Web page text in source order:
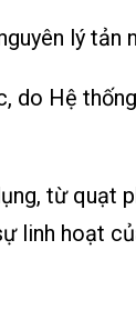
lý tản
do Hệ
từ quạt
linh hoạt